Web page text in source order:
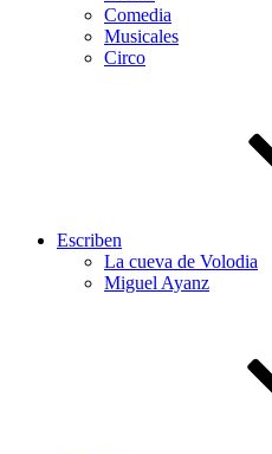
Comedia
Musicales
Circo
Escriben
La cueva de Volodia
Miguel Ayanz